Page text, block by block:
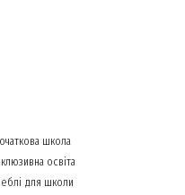
школа
освіта
для школи